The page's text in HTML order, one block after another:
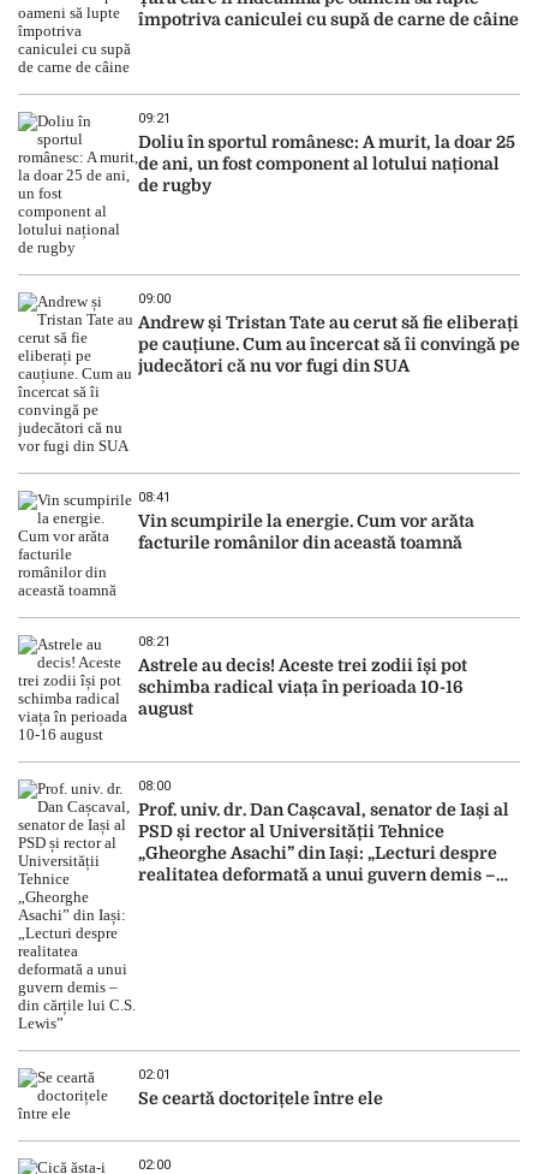
împotriva caniculei cu supă de carne de câine
09:21
Doliu în sportul românesc: A murit, la doar 25
de ani, un fost component al lotului național
de rugby
09:00
Andrew și Tristan Tate au cerut să fie eliberați
pe cauțiune. Cum au încercat să îi convingă pe
judecători că nu vor fugi din SUA
08:41
Vin scumpirile la energie. Cum vor arăta
facturile românilor din această toamnă
08:21
Astrele au decis! Aceste trei zodii își pot
schimba radical viața în perioada 10-16
august
08:00
Prof. univ. dr. Dan Cașcaval, senator de Iași al
PSD și rector al Universității Tehnice
„Gheorghe Asachi” din Iași: „Lecturi despre
realitatea deformată a unui guvern demis –
02:01
Se ceartă doctorițele între ele
02:00